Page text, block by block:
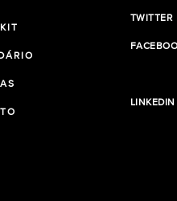
TWITTER
LINKEDIN